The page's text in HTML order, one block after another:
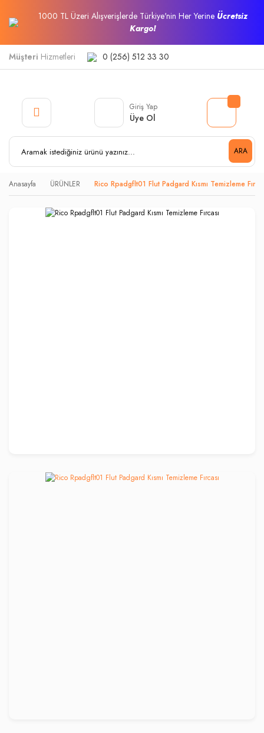
1000 TL Üzeri Alışverişlerde Türkiye'nin Her Yerine Ücretsiz
Kargo!
Müşteri Hizmetleri 0 (256) 512 33 30
ARA
Giriş Yap
Üye Ol
Anasayfa ÜRÜNLER Rico Rpadgflt01 Flut Padgard Kısmı Temizleme